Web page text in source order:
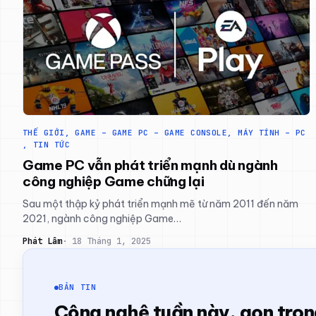
THẾ GIỚI , GAME – GAME PC – GAME CONSOLE , MÁY TÍNH – PC
TIN TỨC
Game PC vẫn phát triển mạnh dù ngành
công nghiệp Game chững lại
Sau một thập kỷ phát triển mạnh mẽ từ năm 2011 đến năm
2021, ngành công nghiệp Game…
Phát Lâm 18 Tháng 1, 2025
BẢN TIN